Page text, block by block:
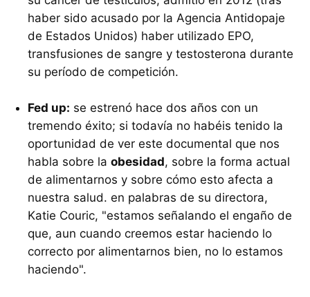
haber sido acusado por la Agencia Antidopaje
de Estados Unidos) haber utilizado EPO,
transfusiones de sangre y testosterona durante
su período de competición.
Fed up: se estrenó hace dos años con un
tremendo éxito; si todavía no habéis tenido la
oportunidad de ver este documental que nos
habla sobre la obesidad, sobre la forma actual
de alimentarnos y sobre cómo esto afecta a
nuestra salud. en palabras de su directora,
Katie Couric, "estamos señalando el engaño de
que, aun cuando creemos estar haciendo lo
correcto por alimentarnos bien, no lo estamos
haciendo".